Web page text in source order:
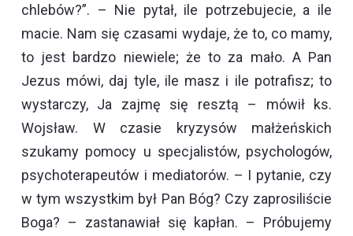
chlebów?”. – Nie pytał, ile potrzebujecie, a ile
macie. Nam się czasami wydaje, że to, co mamy,
to jest bardzo niewiele; że to za mało. A Pan
Jezus mówi, daj tyle, ile masz i ile potrafisz; to
wystarczy, Ja zajmę się resztą – mówił ks.
Wojsław. W czasie kryzysów małżeńskich
szukamy pomocy u specjalistów, psychologów,
psychoterapeutów i mediatorów. – I pytanie, czy
w tym wszystkim był Pan Bóg? Czy zaprosiliście
Boga? – zastanawiał się kapłan. – Próbujemy